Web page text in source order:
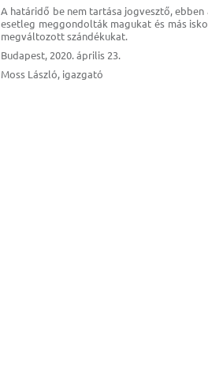
A határidő be nem tartása jogvesztő,
esetleg meggondolták magukat és más
megváltozott szándékukat.
Budapest, 2020. április 23.
Moss László, igazgató